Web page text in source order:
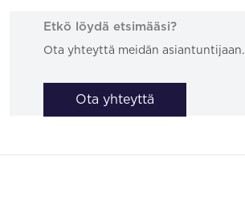
Etkö löydä etsimääsi?
Ota yhteyttä meidän asiantuntijaan.
Ota yhteyttä